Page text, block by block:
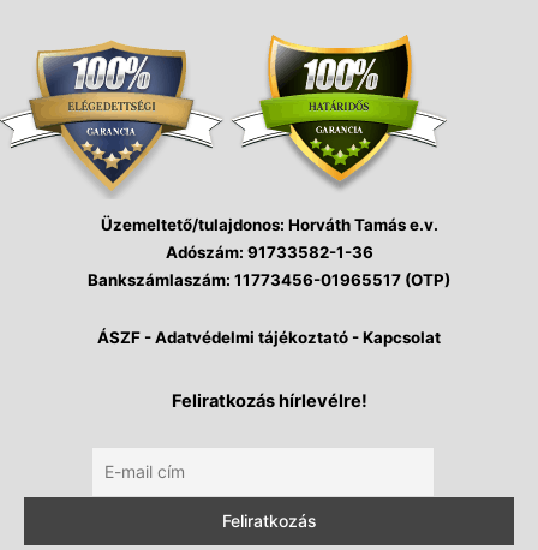
Üzemeltető/tulajdonos: Horváth Tamás e.v.
Adószám: 91733582-1-36
Bankszámlaszám: 11773456-01965517 (OTP)
ÁSZF -Adatvédelmi tájékoztató -Kapcsolat
Feliratkozás hírlevélre!